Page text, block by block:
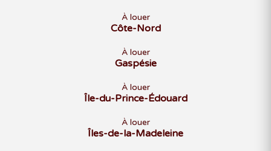
À louer
Côte-Nord
À louer
Gaspésie
À louer
Île-du-Prince-Édouard
À louer
Îles-de-la-Madeleine